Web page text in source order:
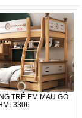
đồ này còn được
điều này giúp
tầng trên để
TRẺ EM MÀU GỖ